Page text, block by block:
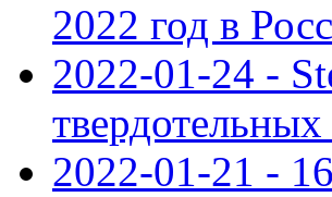
2022 год в
2022-01-24 -
2022-01-21 -